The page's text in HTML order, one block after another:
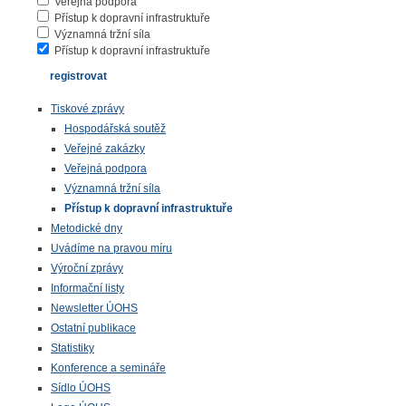
Přístup k dopravní infrastruktuře
Významná tržní síla
Přístup k dopravní infrastruktuře
Tiskové zprávy
Hospodářská soutěž
Veřejné zakázky
Veřejná podpora
Významná tržní síla
Přístup k dopravní infrastruktuře
Metodické dny
Uvádíme na pravou míru
Výroční zprávy
Informační listy
Newsletter ÚOHS
Ostatní publikace
Statistiky
Konference a semináře
Sídlo ÚOHS